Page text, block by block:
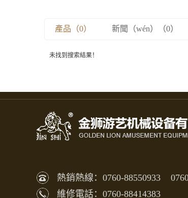
產品（0） 新聞（wén）（0）
未找到搜索結果！
熱銷熱線：0760-88550933
維修電話：0760-88414383